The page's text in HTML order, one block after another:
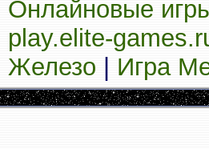
Онлайновые
play.elite-
Железо
Игра